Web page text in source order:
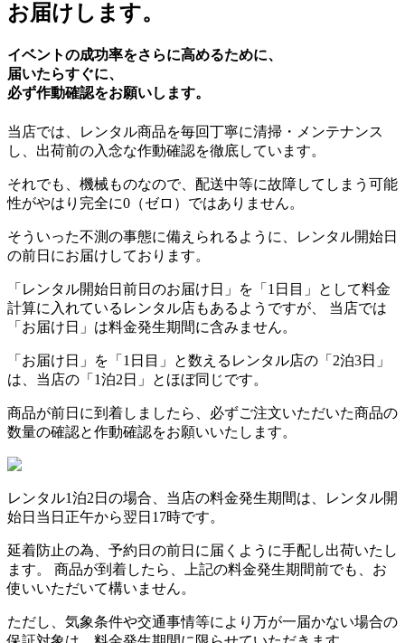
お届けします。
イベントの成功率をさらに高めるために、
届いたらすぐに、
必ず作動確認をお願いします。
当店では、レンタル商品を毎回丁寧に清掃・メンテナンス
し、出荷前の入念な作動確認を徹底しています。
それでも、機械ものなので、配送中等に故障してしまう可能
性がやはり完全に0（ゼロ）ではありません。
そういった不測の事態に備えられるように、レンタル開始日
の前日にお届けしております。
「レンタル開始日前日のお届け日」を「1日目」として料金
計算に入れているレンタル店もあるようですが、 当店では
「お届け日」は料金発生期間に含みません。
「お届け日」を「1日目」と数えるレンタル店の「2泊3日」
は、当店の「1泊2日」とほぼ同じです。
商品が前日に到着しましたら、必ずご注文いただいた商品の
数量の確認と作動確認をお願いいたします。
レンタル1泊2日の場合、当店の料金発生期間は、レンタル開
始日当日正午から翌日17時です。
延着防止の為、予約日の前日に届くように手配し出荷いたし
ます。 商品が到着したら、上記の料金発生期間前でも、お
使いいただいて構いません。
ただし、気象条件や交通事情等により万が一届かない場合の